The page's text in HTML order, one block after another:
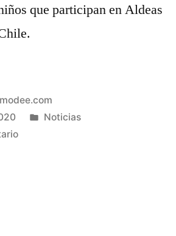
que participan en Aldeas
Noticias